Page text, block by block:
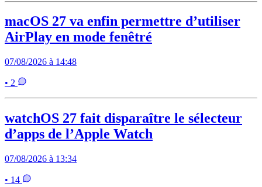
macOS 27 va enfin permettre d’utiliser
AirPlay en mode fenêtré
07/08/2026 à 14:48
• 2
watchOS 27 fait disparaître le sélecteur
d’apps de l’Apple Watch
07/08/2026 à 13:34
• 14